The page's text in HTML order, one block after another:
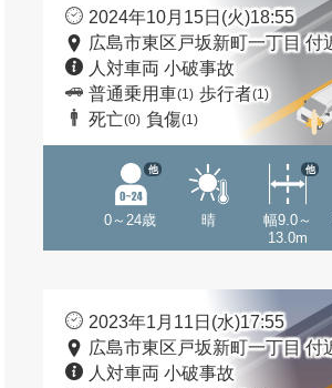
2024年10月15日(火)18:55
広島市東区戸坂新町一丁目 付
人対車両 小破事故
普通乗用車(1) 歩行者(1)
死亡(0) 負傷(1)
0～24歳
他
晴
幅9.0～
13.0m
他
2023年1月11日(水)17:55
広島市東区戸坂新町一丁目 付
人対車両 小破事故